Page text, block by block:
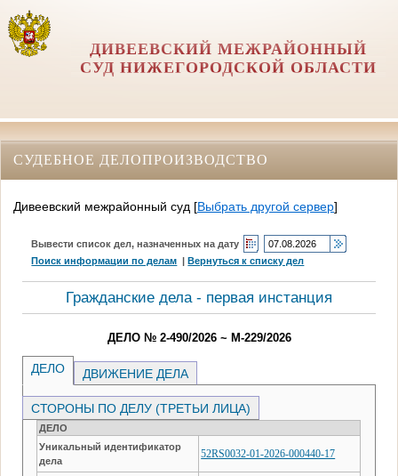
ДИВЕЕВСКИЙ МЕЖРАЙОННЫЙ
СУД НИЖЕГОРОДСКОЙ ОБЛАСТИ
СУДЕБНОЕ ДЕЛОПРОИЗВОДСТВО
Дивеевский межрайонный суд [Выбрать другой сервер]
Вывести список дел, назначенных на дату
Поиск информации по делам |Вернуться к списку дел
Гражданские дела - первая инстанция
ДЕЛО № 2-490/2026 ~ М-229/2026
ДЕЛО ДВИЖЕНИЕ ДЕЛА
СТОРОНЫ ПО ДЕЛУ (ТРЕТЬИ ЛИЦА)
ДЕЛО
Уникальный идентификатор
дела
52RS0032-01-2026-000440-17